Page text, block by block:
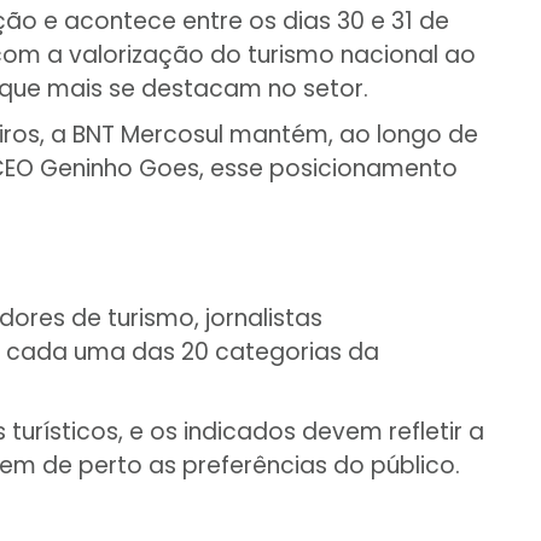
e acontece entre os dias 30 e 31 de
a valorização do turismo nacional ao
mais se destacam no setor.
a BNT Mercosul mantém, ao longo de
Geninho Goes, esse posicionamento
de turismo, jornalistas
uma das 20 categorias da
e os indicados devem refletir a
de perto as preferências do público.